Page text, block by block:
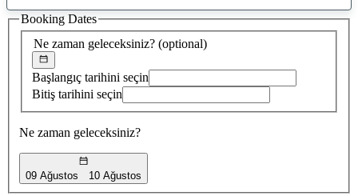
öneri
bulundu
Ne zaman geleceksiniz? (optional)
Başlangıç tarihini seçin
Bitiş tarihini seçin
Ne zaman geleceksiniz?
09 Ağustos 10 Ağustos
Booking Dates